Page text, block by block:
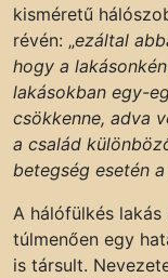
kisméretű
révén: „ezáltal
hogy a
lakásokban egy-
csökkenne, adva
a család
betegség esetén
A hálófülkés
túlmenően egy
is társult.